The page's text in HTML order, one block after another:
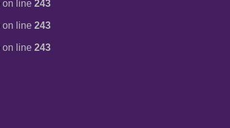
on line 243
on line 243
on line 243